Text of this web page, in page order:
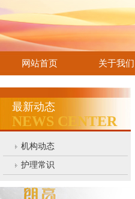
网站首页 关于我们
最新动态
NEWS CENTER
机构动态
护理常识